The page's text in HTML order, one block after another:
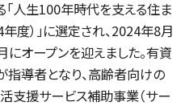
人生100年時代を支える住ま
度）」に選定され、2024年8月
オープンを迎えました。有資
導者となり、高齢者向けの
支援サービス補助事業（サー